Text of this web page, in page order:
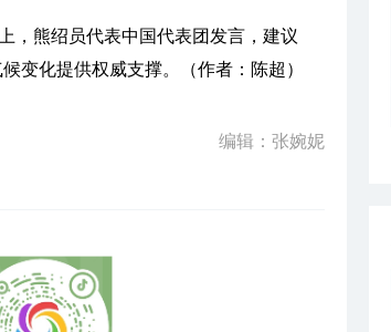
，熊绍员代表中国代表团发言，建议
变化提供权威支撑。（作者：陈超）
编辑：张婉妮